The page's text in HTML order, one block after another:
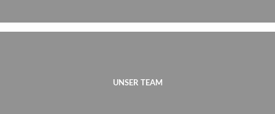
UNSER TEAM